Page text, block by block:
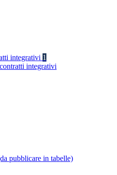
integrativi 1
integrativi
pubblicare in tabelle)